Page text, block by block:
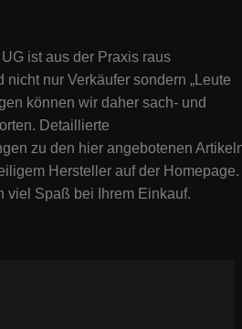
ist aus der Praxis raus
nicht nur Verkäufer sondern „Leute
können wir daher sach- und
Detaillierte
zu den hier angebotenen
Hersteller auf der Homepage.
viel Spaß bei Ihrem Einkauf.